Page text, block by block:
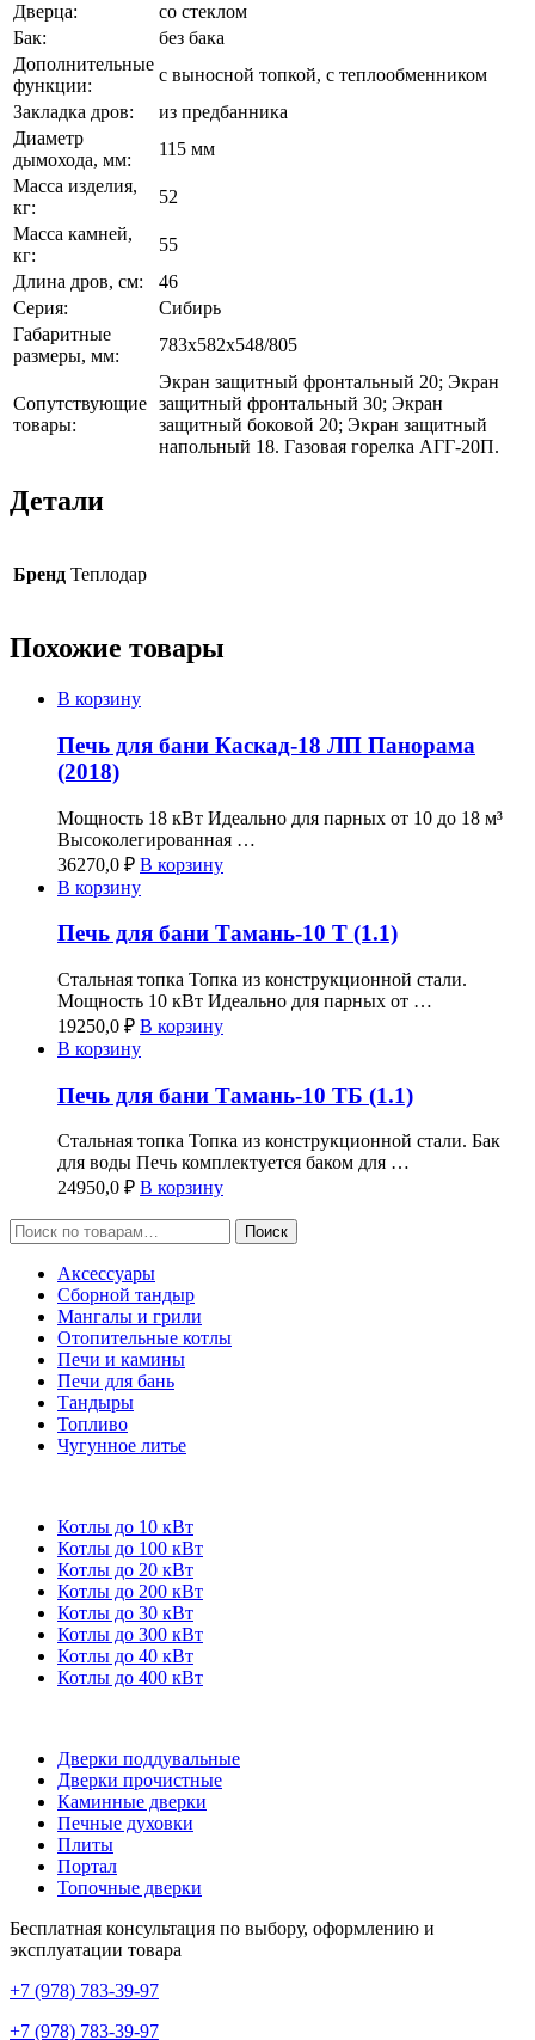
Дверца:
со стеклом
Бак:
без бака
Дополнительные
функции:
с выносной топкой, с теплообменником
Закладка дров:
из предбанника
Диаметр
дымохода, мм:
115 мм
Масса изделия,
кг:
52
Масса камней,
кг:
55
Длина дров, см:
46
Серия:
Сибирь
Габаритные
размеры, мм:
783x582x548/805
Сопутствующие
товары:
Экран защитный фронтальный 20; Экран
защитный фронтальный 30; Экран
защитный боковой 20; Экран защитный
напольный 18. Газовая горелка АГГ-20П.
Детали
Бренд Теплодар
Похожие товары
В корзину
Печь для бани Каскад-18 ЛП Панорама
(2018)
Мощность 18 кВт Идеально для парных от 10 до 18 м³
Высоколегированная …
36270,0 ₽ В корзину
В корзину
Печь для бани Тамань-10 Т (1.1)
Стальная топка Топка из конструкционной стали.
Мощность 10 кВт Идеально для парных от …
19250,0 ₽ В корзину
В корзину
Печь для бани Тамань-10 ТБ (1.1)
Стальная топка Топка из конструкционной стали. Бак
для воды Печь комплектуется баком для …
24950,0 ₽ В корзину
Искать:
Поиск
Аксессуары
Сборной тандыр
Мангалы и грили
Отопительные котлы
Печи и камины
Печи для бань
Тандыры
Топливо
Чугунное литье
Котлы до 10 кВт
Котлы до 100 кВт
Котлы до 20 кВт
Котлы до 200 кВт
Котлы до 30 кВт
Котлы до 300 кВт
Котлы до 40 кВт
Котлы до 400 кВт
Дверки поддувальные
Дверки прочистные
Каминные дверки
Печные духовки
Плиты
Портал
Топочные дверки
Бесплатная консультация по выбору, оформлению и
эксплуатации товара
+7 (978) 783-39-97
+7 (978) 783-39-97